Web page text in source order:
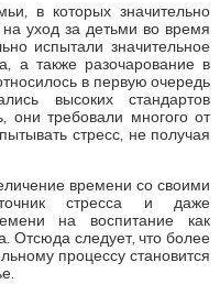
в которых значительно
уход за детьми во время
испытали значительное
а также разочарование в
в первую очередь
высоких стандартов
они требовали многого от
стресс, не получая
времени со своими
стресса и даже
на воспитание как
Отсюда следует, что более
процессу становится